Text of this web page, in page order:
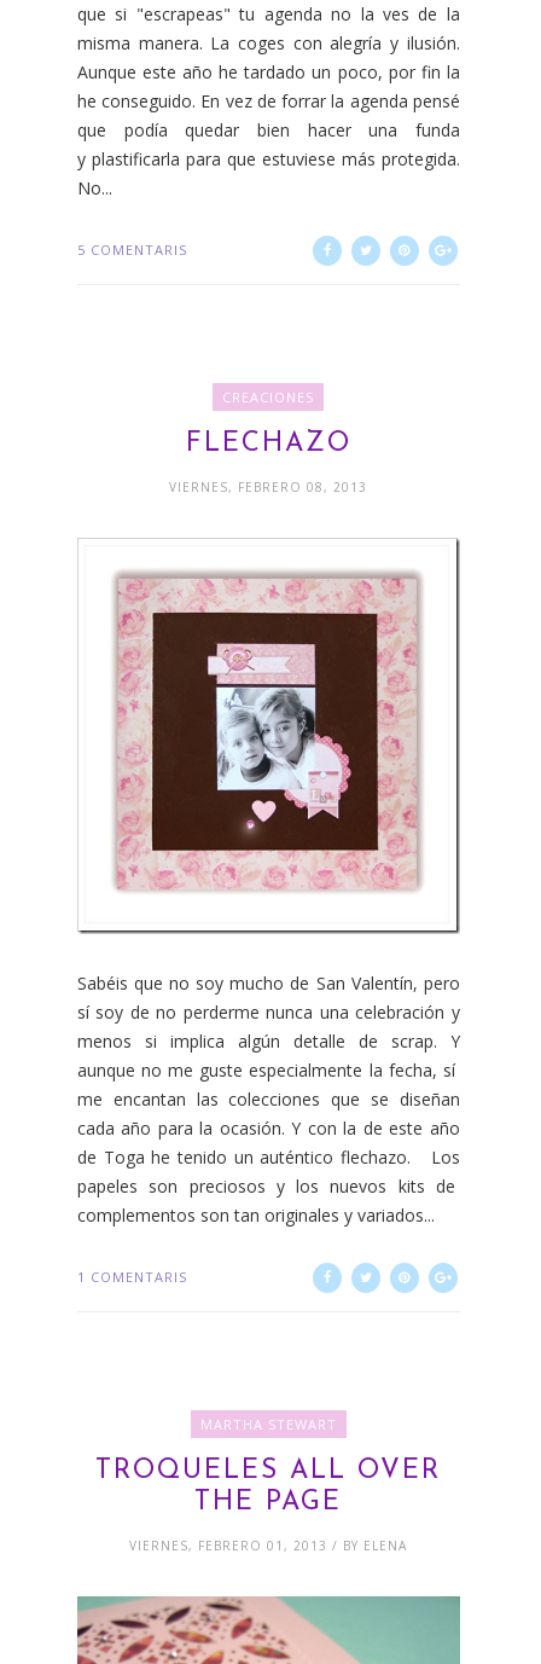
que si "escrapeas" tu agenda no la ves de la
misma manera. La coges con alegría y ilusión.
Aunque este año he tardado un poco, por fin la
he conseguido. En vez de forrar la agenda pensé
que podía quedar bien hacer una funda
y plastificarla para que estuviese más protegida.
No...
5 COMENTARIS
CREACIONES
FLECHAZO
VIERNES, FEBRERO 08, 2013
Sabéis que no soy mucho de San Valentín, pero
sí soy de no perderme nunca una celebración y
menos si implica algún detalle de scrap. Y
aunque no me guste especialmente la fecha, sí
me encantan las colecciones que se diseñan
cada año para la ocasión. Y con la de este año
de Toga he tenido un auténtico flechazo. Los
papeles son preciosos y los nuevos kits de
complementos son tan originales y variados...
1 COMENTARIS
MARTHA STEWART
TROQUELES ALL OVER
THE PAGE
VIERNES, FEBRERO 01, 2013 / BY ELENA